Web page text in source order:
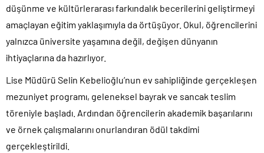
düşünme ve kültürlerarası farkındalık becerilerini geliştirmeyi
amaçlayan eğitim yaklaşımıyla da örtüşüyor. Okul, öğrencilerini
yalnızca üniversite yaşamına değil, değişen dünyanın
ihtiyaçlarına da hazırlıyor.
Lise Müdürü Selin Kebelioğlu’nun ev sahipliğinde gerçekleşen
mezuniyet programı, geleneksel bayrak ve sancak teslim
töreniyle başladı. Ardından öğrencilerin akademik başarılarını
ve örnek çalışmalarını onurlandıran ödül takdimi
gerçekleştirildi.